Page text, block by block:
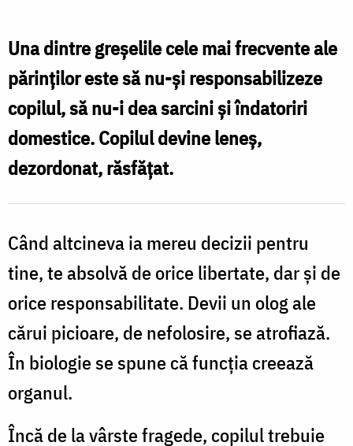
să
ia
decizii
singur
Oana
Nechifor
Una dintre greşelile cele mai frecvente ale
părinţilor este să nu-şi responsabilizeze
copilul, să nu-i dea sarcini şi îndatoriri
domestice. Copilul devine leneş,
dezordonat, răsfăţat.
Când altcineva ia mereu decizii pentru
tine, te absolvă de orice libertate, dar şi de
orice responsabilitate. Devii un olog ale
cărui picioare, de nefolosire, se atrofiază.
În biologie se spune că funcţia creează
organul.
Încă de la vârste fragede, copilul trebuie